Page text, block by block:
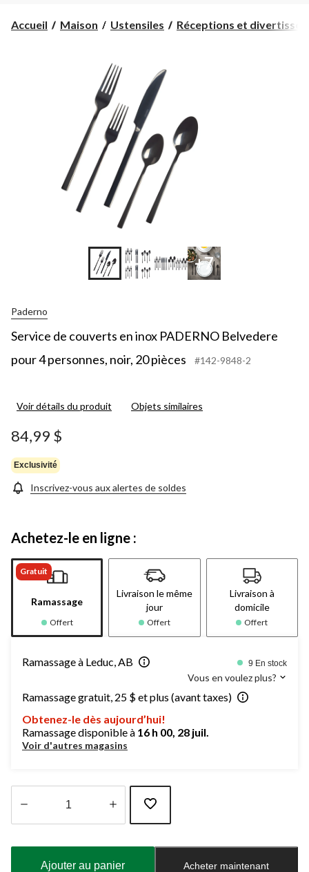
Accueil Maison Ustensiles Réceptions et
+7
Paderno
Service de couverts en inox PADERNO Belvedere
pour 4 personnes, noir, 20 pièces
#142-9848-2
Voir détails du produit Objets similaires
84,99 $
Exclusivité
Inscrivez-vous aux alertes de soldes
Achetez-le en ligne :
Gratuit
Ramassage
Offert
Livraison le même
jour
Offert
Livraison à
domicile
Offert
Ramassage à Leduc, AB 9 En stock
Vous en voulez plus?
Ramassage gratuit, 25 $ et plus (avant taxes)
Obtenez-le dès aujourd’hui!
Ramassage disponible à 16 h 00, 28 juil.
Voir d'autres magasins
Ajouter au panier Acheter maintenant